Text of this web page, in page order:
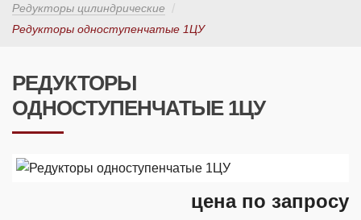
Редукторы цилиндрические
Редукторы одноступенчатые 1ЦУ
РЕДУКТОРЫ
ОДНОСТУПЕНЧАТЫЕ 1ЦУ
цена по запросу